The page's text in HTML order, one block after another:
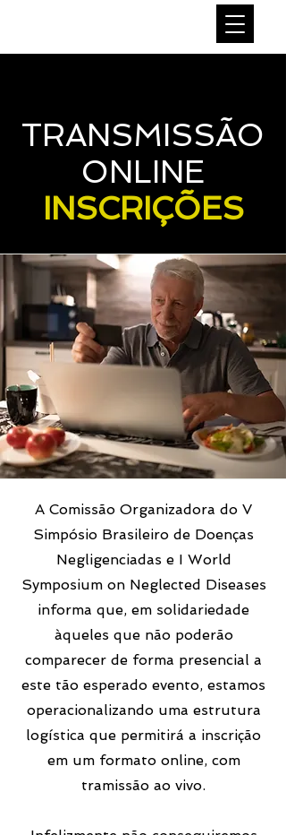
TRANSMISSÃO
ONLINE
INSCRIÇÕES
A Comissão Organizadora do V
Simpósio Brasileiro de Doenças
Negligenciadas e I World
Symposium on Neglected Diseases
informa que, em solidariedade
àqueles que não poderão
comparecer de forma presencial a
este tão esperado evento, estamos
operacionalizando uma estrutura
logística que permitirá a inscrição
em um formato online, com
tramissão ao vivo.